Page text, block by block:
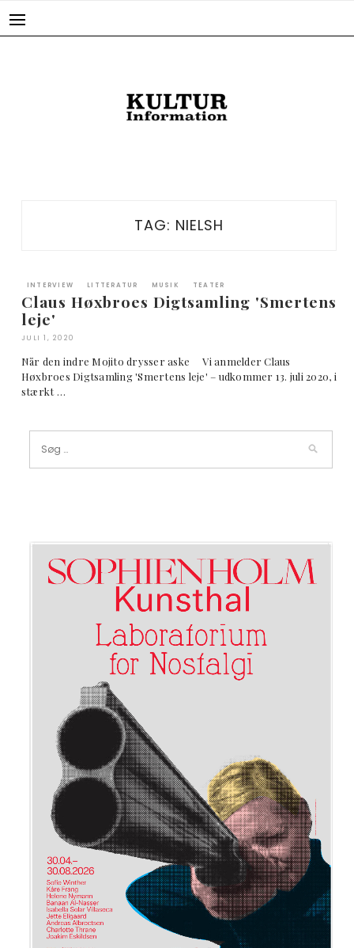
TAG: NIELSH
INTERVIEW LITTERATUR MUSIK TEATER
Claus Høxbroes Digtsamling 'Smertens
leje'
JULI 1, 2020
Når den indre Mojito drysser aske Vi anmelder Claus
Høxbroes Digtsamling 'Smertens leje' – udkommer 13. juli 2020, i
stærkt …